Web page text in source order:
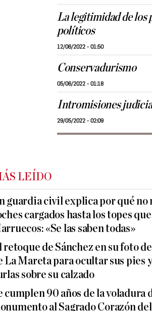
La legitimidad de los
políticos
12/06/2022 - 01:50
Conservadurismo
05/06/2022 - 01:18
Intromisiones
29/05/2022 - 02:09
LEÍDO
guardia civil explica por qué no
cargados hasta los topes
«Se las saben todas»
retoque de Sánchez en su foto
La Mareta para ocultar sus pies
sobre su calzado
cumplen 90 años de la voladura
al Sagrado Corazón